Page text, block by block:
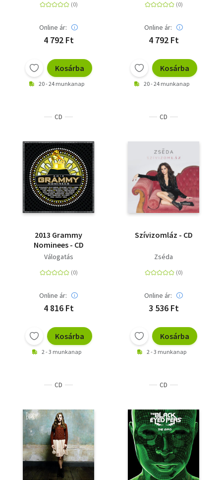
Online ár:
4 792 Ft
Kosárba
20 - 24 munkanap
Online ár:
4 792 Ft
Kosárba
20 - 24 munkanap
CD
2013 Grammy
Nominees - CD
Válogatás
Online ár:
4 816 Ft
Kosárba
2 - 3 munkanap
CD
Szívizomláz - CD
Zséda
Online ár:
3 536 Ft
Kosárba
2 - 3 munkanap
CD CD